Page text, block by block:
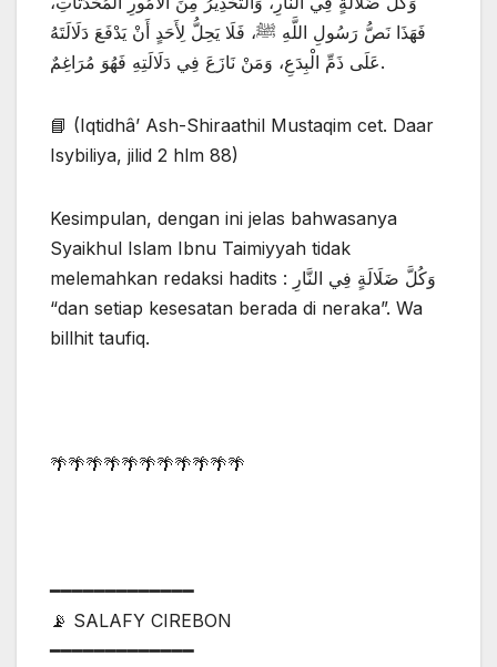
فَهَذَا نَصُّ رَسُولِ اللَّهِ ﷺ، فَلَا يَحِلُّ لِأَحَدٍ أَنْ يَدْفَعَ دَلَالَتَهُ
عَلَى ذَمِّ الْبِدَعِ، وَمَنْ نَازَعَ فِي دَلَالَتِهِ فَهُوَ مُرَاغِمٌ.
📘 (Iqtidhâ’ Ash-Shiraathil Mustaqim cet. Daar
Isybiliya, jilid 2 hlm 88)
Kesimpulan, dengan ini jelas bahwasanya
Syaikhul Islam Ibnu Taimiyyah tidak
melemahkan redaksi hadits : وَكُلَّ ضَلَالَةٍ فِي النَّارِ
“dan setiap kesesatan berada di neraka”. Wa
billhit taufiq.
🌴🌴🌴🌴🌴🌴🌴🌴🌴🌴🌴
━━━━━━━━━━━━━
📡 SALAFY CIREBON
━━━━━━━━━━━━━